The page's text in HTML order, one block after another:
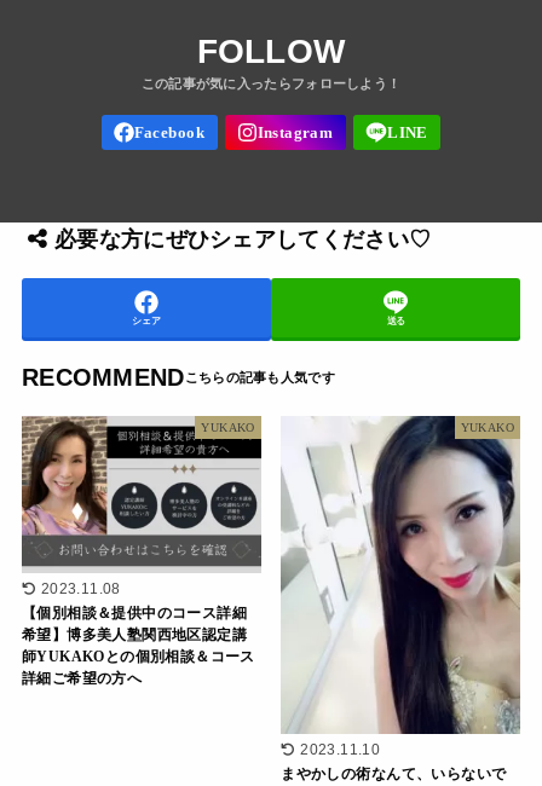
FOLLOW
必要な方にぜひシェアしてください♡
シェア 送る
RECOMMEND
YUKAKO
2023.11.08
【個別相談＆提供中のコース詳細
希望】博多美人塾関西地区認定講
師YUKAKOとの個別相談＆コース
詳細ご希望の方へ
YUKAKO
2023.11.10
まやかしの術なんて、いらないで